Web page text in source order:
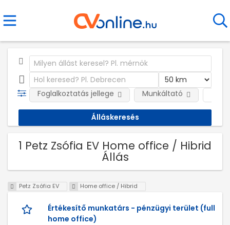
Foglalkoztatás jellege Munkáltató
1 Petz Zsófia EV Home office / Hibrid
Állás
Petz Zsófia EV Home office / Hibrid
Értékesítő munkatárs - pénzügyi terület (full
home office)